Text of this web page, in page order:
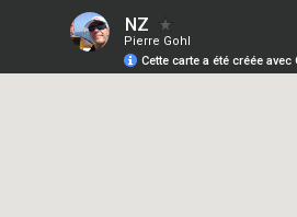
NZ
Pierre Gohl
Cette carte a été créée